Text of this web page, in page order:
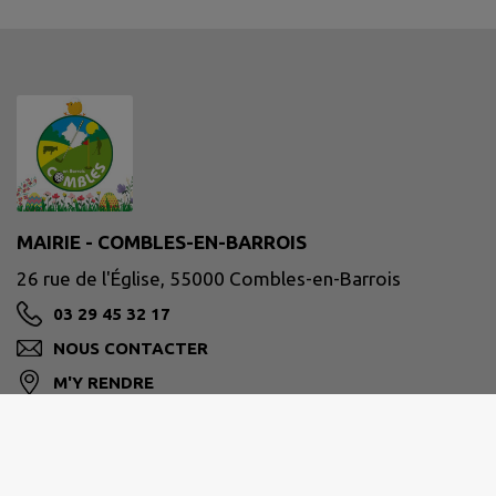
MAIRIE - COMBLES-EN-BARROIS
26 rue de l'Église, 55000 Combles-en-Barrois
03 29 45 32 17
NOUS CONTACTER
M'Y RENDRE